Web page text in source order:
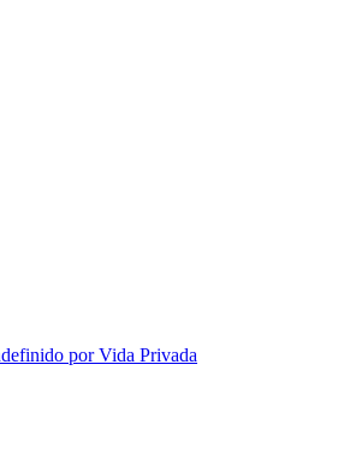
por Vida Privada